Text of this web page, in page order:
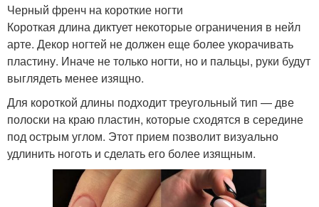
Черный френч на короткие ногти
Короткая длина диктует некоторые ограничения в нейл
арте. Декор ногтей не должен еще более укорачивать
пластину. Иначе не только ногти, но и пальцы, руки будут
выглядеть менее изящно.
Для короткой длины подходит треугольный тип — две
полоски на краю пластин, которые сходятся в середине
под острым углом. Этот прием позволит визуально
удлинить ноготь и сделать его более изящным.